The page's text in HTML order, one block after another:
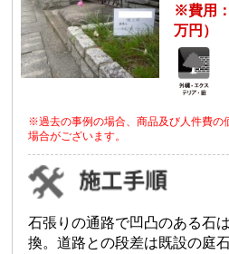
※費用
万円）
※過去の事例の場合、商品及び人件費の
場合がございます。
石張りの通路で凹凸のある石
換。道路との段差は既設の庭